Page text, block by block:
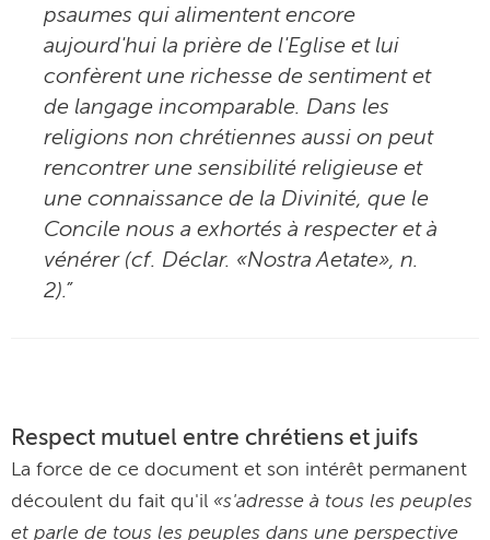
psaumes qui alimentent encore
aujourd'hui la prière de l'Eglise et lui
confèrent une richesse de sentiment et
de langage incomparable. Dans les
religions non chrétiennes aussi on peut
rencontrer une sensibilité religieuse et
une connaissance de la Divinité, que le
Concile nous a exhortés à respecter et à
vénérer (cf. Déclar. «Nostra Aetate», n.
2).”
Respect mutuel entre chrétiens et juifs
La force de ce document et son intérêt permanent
découlent du fait qu'il «s'adresse à tous les peuples
et parle de tous les peuples dans une perspective